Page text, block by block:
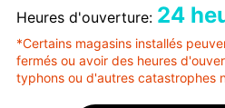
Heures d'ouverture: 24
*Certains magasins installés
fermés ou avoir des heures
typhons ou d'autres catastrophes